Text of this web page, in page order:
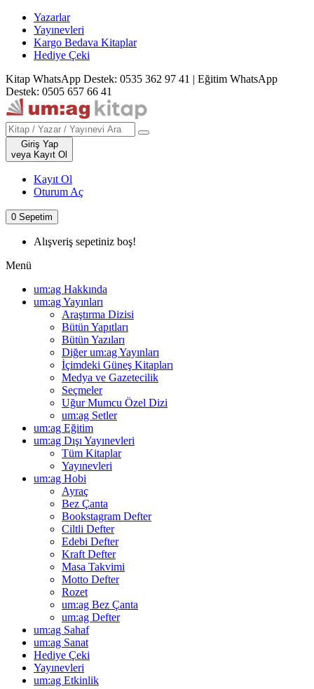
Yazarlar
Yayınevleri
Kargo Bedava Kitaplar
Hediye Çeki
Kitap WhatsApp Destek: 0535 362 97 41 | Eğitim WhatsApp
Destek: 0505 657 66 41
Giriş Yap
veya Kayıt Ol
Kayıt Ol
Oturum Aç
0 Sepetim
Alışveriş sepetiniz boş!
Menü
um:ag Hakkında
um:ag Yayınları
Araştırma Dizisi
Bütün Yapıtları
Bütün Yazıları
Diğer um:ag Yayınları
İçimdeki Güneş Kitapları
Medya ve Gazetecilik
Seçmeler
Uğur Mumcu Özel Dizi
um:ag Setler
um:ag Eğitim
um:ag Dışı Yayınevleri
Tüm Kitaplar
Yayınevleri
um:ag Hobi
Ayraç
Bez Çanta
Bookstagram Defter
Ciltli Defter
Edebi Defter
Kraft Defter
Masa Takvimi
Motto Defter
Rozet
um:ag Bez Çanta
um:ag Defter
um:ag Sahaf
um:ag Sanat
Hediye Çeki
Yayınevleri
um:ag Etkinlik